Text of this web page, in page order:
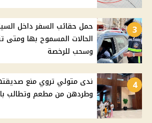
3
حمل حقائب السفر داخل
الحالات المسموح بها ومتى
وسحب للرخصة
4
ندى متولي تروي منع
وطردهن من مطعم وتطالب